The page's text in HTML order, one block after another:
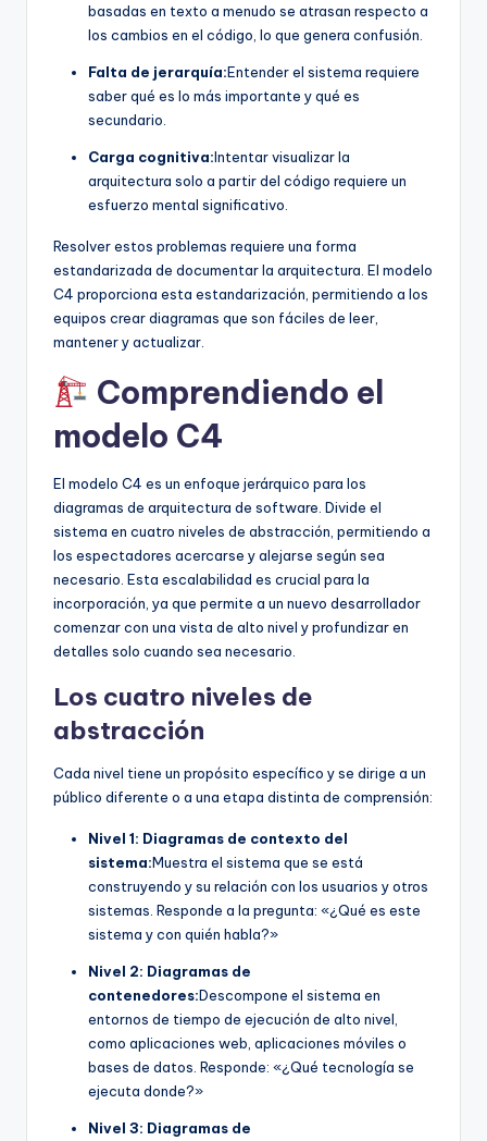
basadas en texto a menudo se atrasan respecto a
los cambios en el código, lo que genera confusión.
Falta de jerarquía:Entender el sistema requiere
saber qué es lo más importante y qué es
secundario.
Carga cognitiva:Intentar visualizar la
arquitectura solo a partir del código requiere un
esfuerzo mental significativo.
Resolver estos problemas requiere una forma
estandarizada de documentar la arquitectura. El modelo
C4 proporciona esta estandarización, permitiendo a los
equipos crear diagramas que son fáciles de leer,
mantener y actualizar.
Comprendiendo el
modelo C4
El modelo C4 es un enfoque jerárquico para los
diagramas de arquitectura de software. Divide el
sistema en cuatro niveles de abstracción, permitiendo a
los espectadores acercarse y alejarse según sea
necesario. Esta escalabilidad es crucial para la
incorporación, ya que permite a un nuevo desarrollador
comenzar con una vista de alto nivel y profundizar en
detalles solo cuando sea necesario.
Los cuatro niveles de
abstracción
Cada nivel tiene un propósito específico y se dirige a un
público diferente o a una etapa distinta de comprensión:
Nivel 1: Diagramas de contexto del
sistema:Muestra el sistema que se está
construyendo y su relación con los usuarios y otros
sistemas. Responde a la pregunta: «¿Qué es este
sistema y con quién habla?»
Nivel 2: Diagramas de
contenedores:Descompone el sistema en
entornos de tiempo de ejecución de alto nivel,
como aplicaciones web, aplicaciones móviles o
bases de datos. Responde: «¿Qué tecnología se
ejecuta donde?»
Nivel 3: Diagramas de